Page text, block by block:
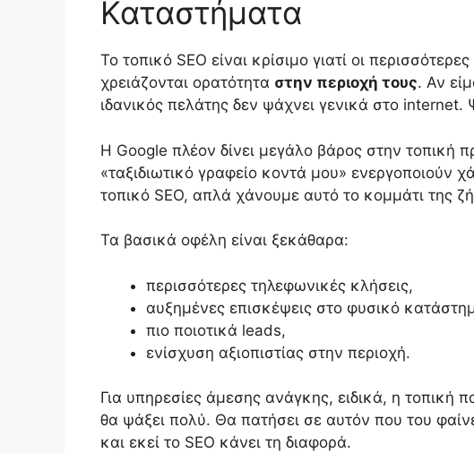
Καταστήματα
Το τοπικό SEO είναι κρίσιμο γιατί οι
χρειάζονται ορατότητα στην περιοχή τους. Αν
ιδανικός πελάτης δεν ψάχνει γενικά στο
Η Google πλέον δίνει μεγάλο βάρος στην τοπική
«ταξιδιωτικό γραφείο κοντά μου» ενεργοποιούν
τοπικό SEO, απλά χάνουμε αυτό το κομμάτι της
Τα βασικά οφέλη είναι ξεκάθαρα:
περισσότερες τηλεφωνικές κλήσεις,
αυξημένες επισκέψεις στο φυσικό
πιο ποιοτικά leads,
ενίσχυση αξιοπιστίας στην περιοχή.
Για υπηρεσίες άμεσης ανάγκης, ειδικά, η τοπική
θα ψάξει πολύ. Θα πατήσει σε αυτόν που του
και εκεί το SEO κάνει τη διαφορά.